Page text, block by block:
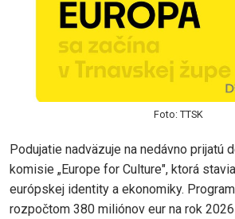
Foto: TTSK
Podujatie nadväzuje na nedávno prijatú
komisie „Europe for Culture", ktorá
európskej identity a ekonomiky.
rozpočtom 380 miliónov eur na rok